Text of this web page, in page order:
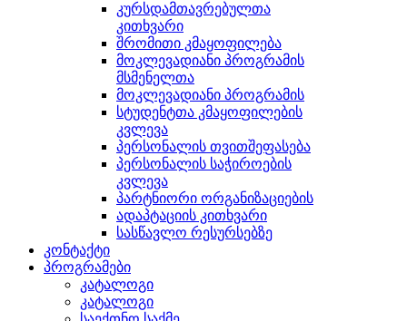
კურსდამთავრებულთა
კითხვარი
შრომითი კმაყოფილება
მოკლევადიანი პროგრამის
მსმენელთა
მოკლევადიანი პროგრამის
სტუდენტთა კმაყოფილების
კვლევა
პერსონალის თვითშეფასება
პერსონალის საჭიროების
კვლევა
პარტნიორი ორგანიზაციების
ადაპტაციის კითხვარი
სასწავლო რესურსებზე
კონტაქტი
პროგრამები
კატალოგი
კატალოგი